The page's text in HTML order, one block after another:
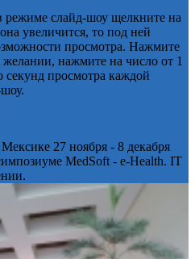
режиме слайд-шоу щелкните на
увеличится, то под ней
просмотра. Нажмите
нажмите на число от 1
секунд просмотра каждой
27 ноября - 8 декабря
MedSoft - e-Health. IT